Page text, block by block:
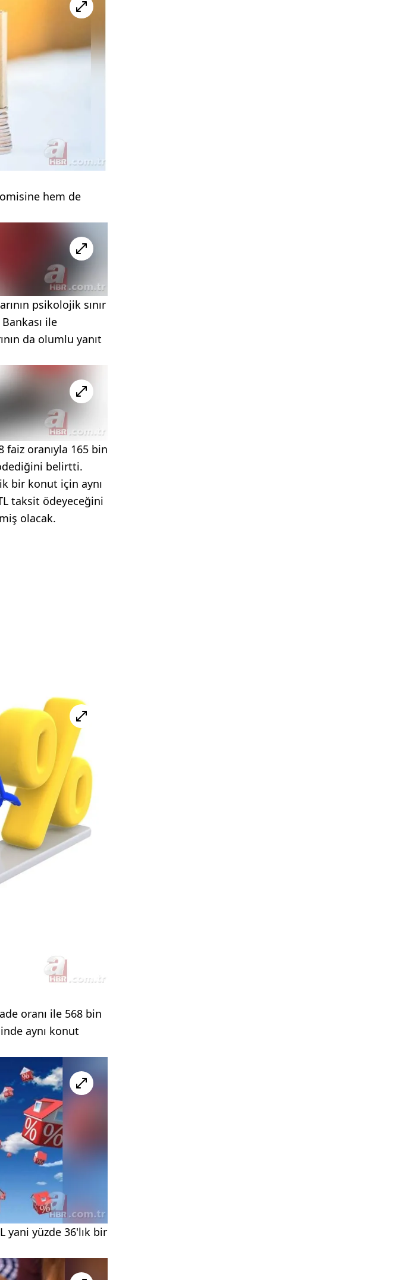
hem de
psikolojik sınır
ile
da olumlu yanıt
faiz oranıyla 165 bin
belirtti.
bir konut için aynı
taksit ödeyeceğini
olacak.
oranı ile 568 bin
aynı konut
yani yüzde 36'lık bir